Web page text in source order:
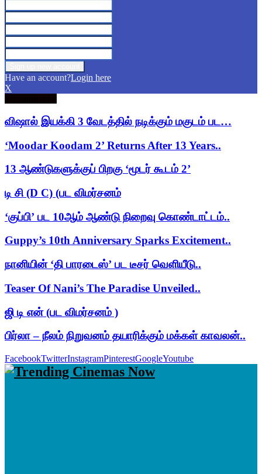
Have an account?Login here
X
விஷால் இயக்கி 3 வேடத்தில் நடிக்கும் மகுடம் பட…
‘Moodar Koodam 2’ Returns After 13 Years..
13 ஆண்டுகளுக்குப் பிறகு ‘மூடர் கூடம் 2’
டி சி (D C) (பட விமர்சனம்
‘குப்பி’ பட 10ஆம் ஆண்டு நிறைவு கொண்டாட்டம்..
Guppy’s 10th Anniversary Sparks Excitement..
நானியின் ‘தி பாரடைஸ்’ பட டீசர் வெளியீடு..
Teaser Of Nani’s The Paradise Unveiled..
ஜி டி என் (பட விமர்சனம் )
பிர்லா – நீலம் நிறுவனம் தயாரிக்கும் மக்கள் காவலன்..
FacebookTwitterInstagramPinterestGoogleYoutube